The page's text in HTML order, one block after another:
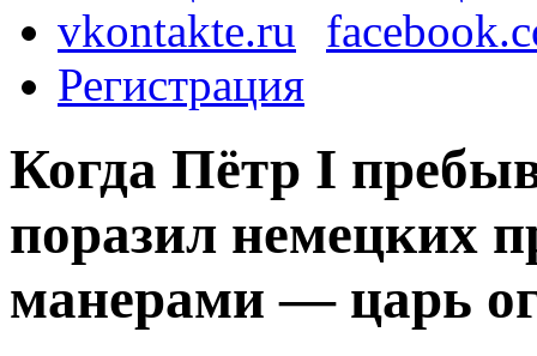
Регистрация
Когда Пётр I
поразил немецких
манерами — царь